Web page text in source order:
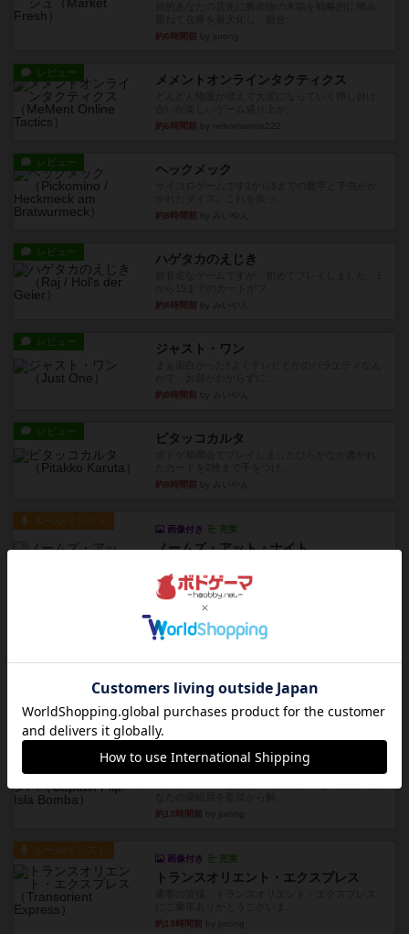
約6時間前
レビュー メメントオンラインタクティクス
約6時間前
レビュー ヘックメック
約8時間前
レビュー ハゲタカのえじき
約8時間前
レビュー ジャスト・ワン
約8時間前
レビュー ピタッコカルタ
約8時間前
ルール/インスト
画像付き 充実
ノームズ・アット・ナイト
祝宴を開こうとしています。...
約9時間前by jurong
画像付き 充実
ム選んだ企業ボードに街で...
ルール/インスト
約13時間前
ルール/インスト
画像付き 充実
トランスオリエント・エクスプレス
約13時間前